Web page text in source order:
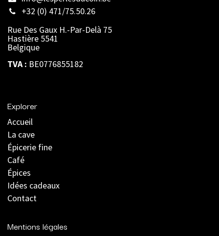
+32 (0) 471/75.50.26
Rue Des Gaux H.-Par-Delà 75
Hastière 5541
Belgique
TVA : BE0776855182
Explorer
Accueil
La cave
Épicerie fine
Café
Épices
Idées cadeaux
Contact
Mentions légales